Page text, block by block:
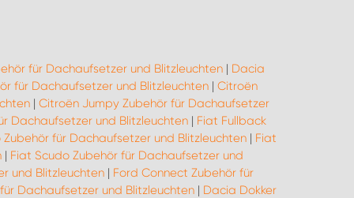
für Dachaufsetzer und Blitzleuchten | Dacia
für Dachaufsetzer und Blitzleuchten| Citroën
| Citroën Jumpy Zubehör für Dachaufsetzer
Dachaufsetzer und Blitzleuchten| Fiat Fullback
Zubehör für Dachaufsetzer und Blitzleuchten | Fiat
| Fiat Scudo Zubehör für Dachaufsetzer und
und Blitzleuchten| Ford Connect Zubehör für
Dachaufsetzer und Blitzleuchten | Dacia Dokker